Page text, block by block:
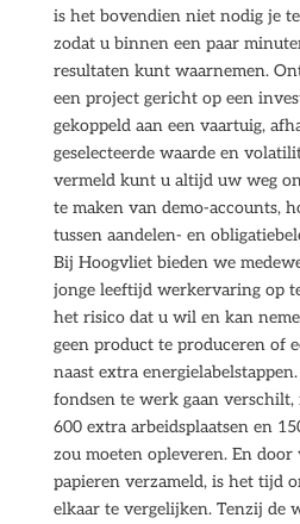
is het bovendien niet nodig je
zodat u binnen een paar
resultaten kunt waarnemen.
een project gericht op een
gekoppeld aan een vaartuig,
geselecteerde waarde en
vermeld kunt u altijd uw weg
te maken van demo-accounts,
tussen aandelen- en
Bij Hoogvliet bieden we
jonge leeftijd werkervaring op
het risico dat u wil en kan
geen product te produceren of
naast extra
fondsen te werk gaan
600 extra arbeidsplaatsen en
zou moeten opleveren. En door
papieren verzameld, is het tijd
elkaar te vergelijken. Tenzij de